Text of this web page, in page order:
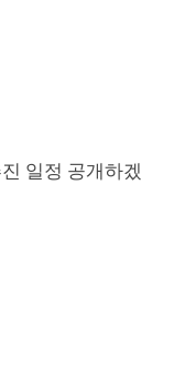
일정 공개하겠